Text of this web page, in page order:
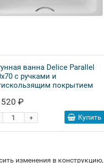
ванна Delice Parallel
с ручками и
покрытием
₽
+ Купить
изменения в конструкцию,